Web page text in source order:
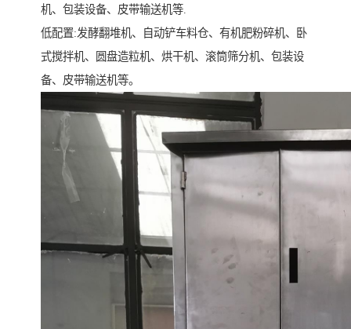
机、包装设备、皮带输送机等.
低配置:发酵翻堆机、自动铲车料仓、有机肥粉碎机、卧
式搅拌机、圆盘造粒机、烘干机、滚筒筛分机、包装设
备、皮带输送机等。